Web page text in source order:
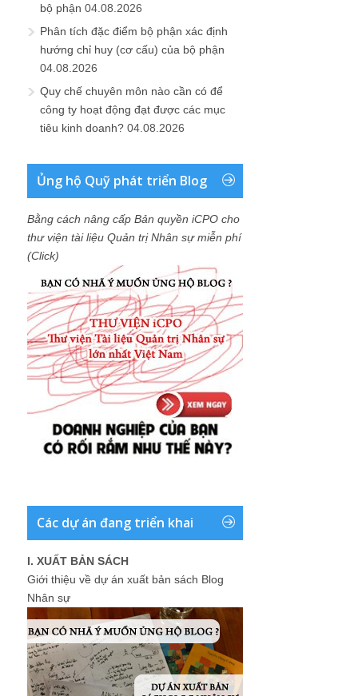
bộ phận 04.08.2026
Phân tích đặc điểm bộ phận xác định
hướng chỉ huy (cơ cấu) của bộ phận
04.08.2026
Quy chế chuyên môn nào cần có để
công ty hoạt động đạt được các mục
tiêu kinh doanh? 04.08.2026
Ủng hộ Quỹ phát triển Blog
Bằng cách nâng cấp Bản quyền iCPO cho
thư viện tài liệu Quản trị Nhân sự miễn phí
(Click)
Các dự án đang triển khai
I. XUẤT BẢN SÁCH
Giới thiệu về dự án xuất bản sách Blog
Nhân sự